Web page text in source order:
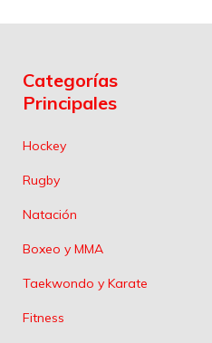
Categorías
Principales
Hockey
Rugby
Natación
Boxeo y MMA
Taekwondo y Karate
Fitness